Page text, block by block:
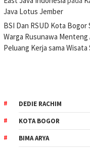
Java Lotus Jember
BSI Dan RSUD Kota
Warga Rusunawa Menteng
Peluang Kerja sama
DEDIE RACHIM
KOTA BOGOR
BIMA ARYA